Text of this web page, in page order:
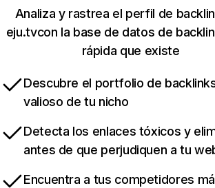
Analiza y rastrea el perfil de
eju.tvcon la base de datos de
rápida que existe
Descubre el portfolio de
valioso de tu nicho
Detecta los enlaces tóxicos y
antes de que perjudiquen a tu
Encuentra a tus competidores